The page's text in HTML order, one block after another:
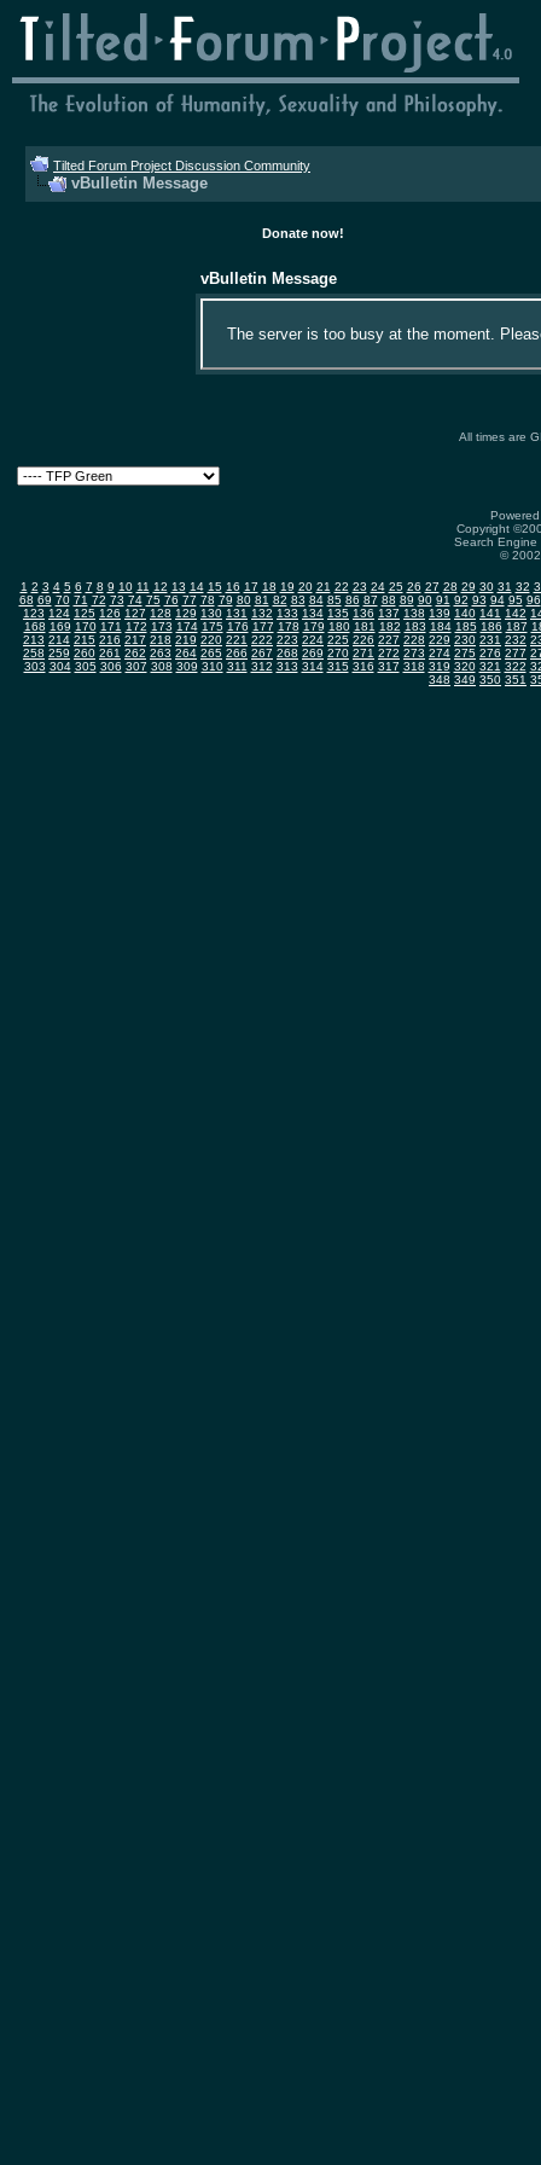
Tilted Forum Project Discussion Community
vBulletin Message
Donate now!
vBulletin Message
The server is too busy at the moment.
All times are
Copyright
Search
©
1 2 3 4 5 6 7 8 9 10 11 12 13 14 15 16 17 18 19 20 21 22 23 24 25 26 27 28 29 30 31 32
68 69 70 71 72 73 74 75 76 77 78 79 80 81 82 83 84 85 86 87 88 89 90 91 92 93 94 95 96
123 124 125 126 127 128 129 130 131 132 133 134 135 136 137 138 139 140 141 142
168 169 170 171 172 173 174 175 176 177 178 179 180 181 182 183 184 185 186 187
213 214 215 216 217 218 219 220 221 222 223 224 225 226 227 228 229 230 231 232
258 259 260 261 262 263 264 265 266 267 268 269 270 271 272 273 274 275 276 277
303 304 305 306 307 308 309 310 311 312 313 314 315 316 317 318 319 320 321 322
348 349 350 351